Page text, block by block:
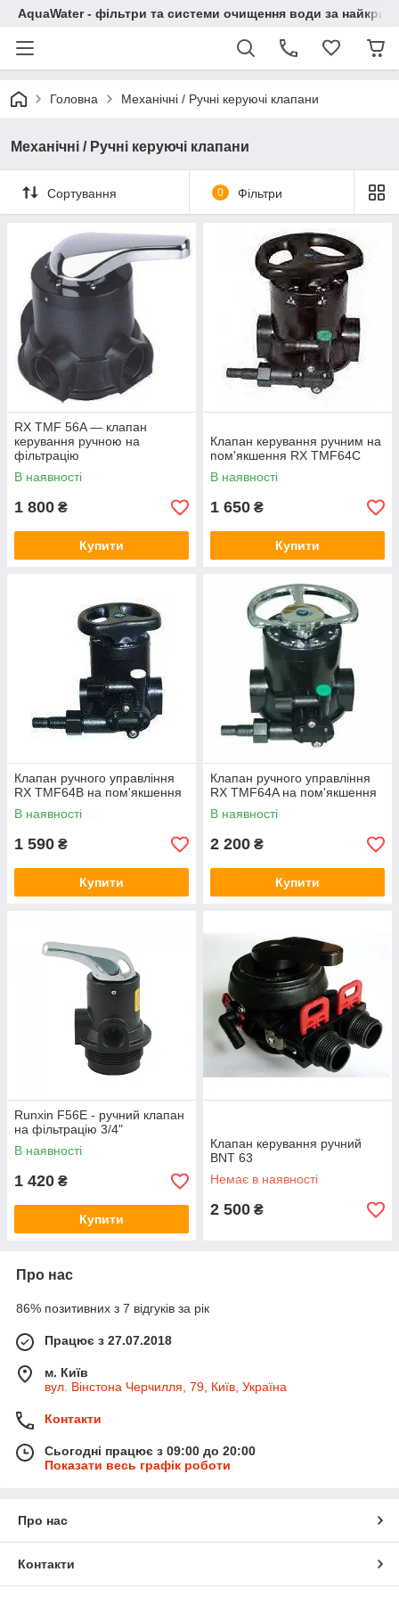
AquaWater - фільтри та системи очищення води за
Головна Механічні / Ручні керуючі клапани
Механічні / Ручні керуючі клапани
Сортування 0 Фільтри
RX TMF 56A — клапан
керування ручною на
фільтрацію
В наявності
1 800 ₴
Купити
Клапан керування ручним на
пом'якшення RX TMF64C
В наявності
1 650 ₴
Купити
Клапан ручного управління
RX TMF64B на пом'якшення
В наявності
1 590 ₴
Купити
Клапан ручного управління
RX TMF64A на пом'якшення
В наявності
2 200 ₴
Купити
Runxin F56E - ручний клапан
на фільтрацію 3/4"
В наявності
1 420 ₴
Купити
Клапан керування ручний
BNT 63
Немає в наявності
2 500 ₴
Про нас
86% позитивних з 7 відгуків за рік
Працює з 27.07.2018
м. Київ
вул. Вінстона Черчилля, 79, Київ, Україна
Контакти
Сьогодні працює з 09:00 до 20:00
Показати весь графік роботи
Про нас
Контакти